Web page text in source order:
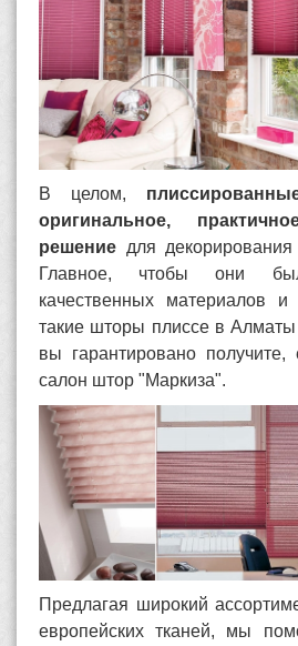
В целом,
оригинальное,
решение для
Главное, чтобы они
качественных материалов
такие шторы плиссе в
вы гарантировано получите,
салон штор "Маркиза".
Предлагая широкий
европейских тканей, мы